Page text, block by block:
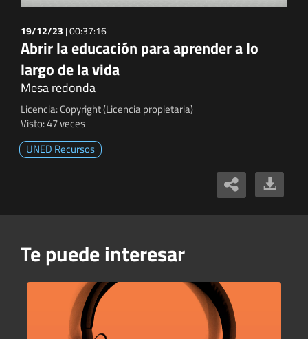
19/12/23 |00:37:16
Abrir la educación para aprender a lo
largo de la vida
Mesa redonda
Licencia: Copyright (Licencia propietaria)
Visto: 47 veces
UNED Recursos
Te puede interesar